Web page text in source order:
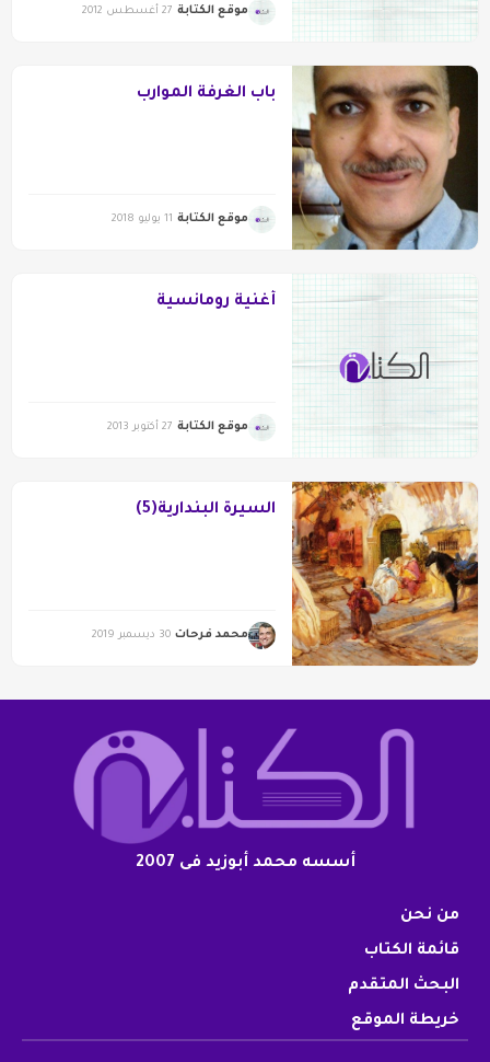
موقع الكتابة 27 أغسطس 2012
باب الغرفة الموارب
موقع الكتابة 11 يوليو 2018
أغنيةٌ رومانسية
موقع الكتابة 27 أكتوبر 2013
السيرة البندارية(5)
محمد فرحات 30 ديسمبر 2019
أسسه محمد أبوزيد فى 2007
من نحن
قائمة الكتاب
البحث المتقدم
خريطة الموقع